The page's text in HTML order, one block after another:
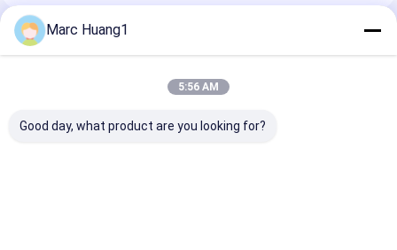
Polecane Produkty
Marc Huang1
5:56 AM
Good day, what product are you looking for?